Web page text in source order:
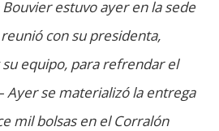
estuvo ayer en la sede
con su presidenta,
su equipo, para refrendar el
Ayer se materializó la entrega
mil bolsas en el Corralón